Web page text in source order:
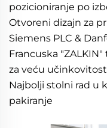
pozicioniranje po
Otvoreni dizajn za
Siemens PLC &
Francuska
za veću
Najbolji stolni rad u
pakiranje